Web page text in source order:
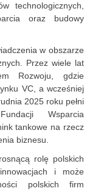
technologicznych,
oraz budowy
w obszarze
Przez wiele lat
Rozwoju, gdzie
VC, a wcześniej
2025 roku pełni
Wsparcia
tankowe na rzecz
biznesu.
rolę polskich
i może
polskich firm